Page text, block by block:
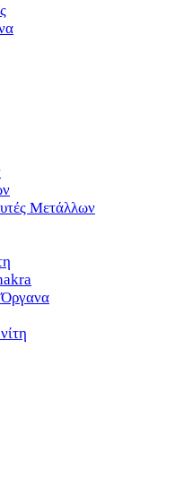
Μετάλλων